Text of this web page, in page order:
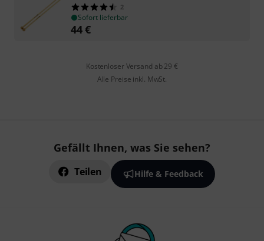
2
Sofort lieferbar
44€
Kostenloser Versand ab 29 €
Alle Preise inkl. MwSt.
Gefällt Ihnen, was Sie sehen?
Teilen Hilfe & Feedback